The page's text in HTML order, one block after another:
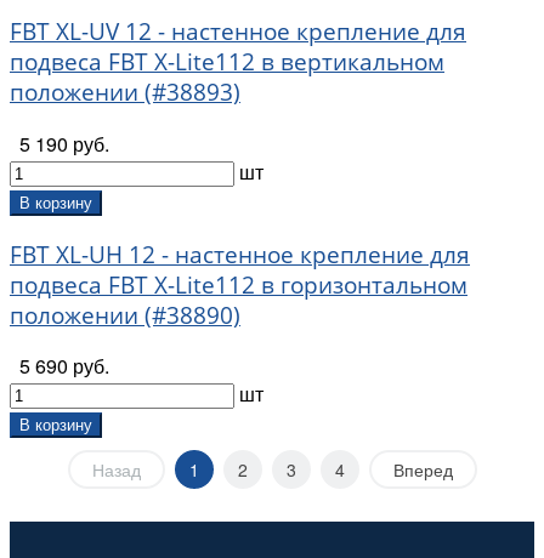
FBT XL-UV 12 - настенное крепление для
подвеса FBT X-Lite112 в вертикальном
положении (#38893)
5 190 руб.
шт
В корзину
FBT XL-UH 12 - настенное крепление для
подвеса FBT X-Lite112 в горизонтальном
положении (#38890)
5 690 руб.
шт
В корзину
Назад 1 2 3 4 Вперед